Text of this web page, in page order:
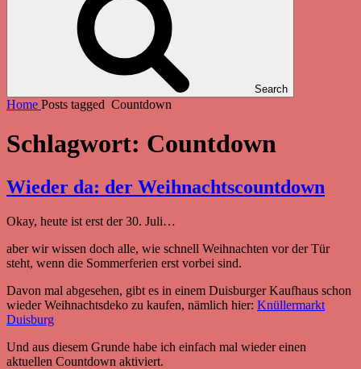
Search
Home Posts tagged Countdown
Schlagwort: Countdown
Wieder da: der Weihnachtscountdown
Okay, heute ist erst der 30. Juli…
aber wir wissen doch alle, wie schnell Weihnachten vor der Tür
steht, wenn die Sommerferien erst vorbei sind.
Davon mal abgesehen, gibt es in einem Duisburger Kaufhaus schon
wieder Weihnachtsdeko zu kaufen, nämlich hier: Knüllermarkt
Duisburg
Und aus diesem Grunde habe ich einfach mal wieder einen
aktuellen Countdown aktiviert.